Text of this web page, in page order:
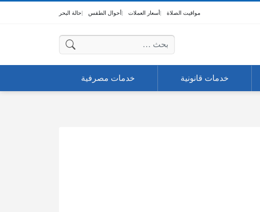
مواقيت الصلاة أسعار العملات أحوال الطقس حالة البحر
البحث عن:
خدمات قانونية خدمات مصرفية